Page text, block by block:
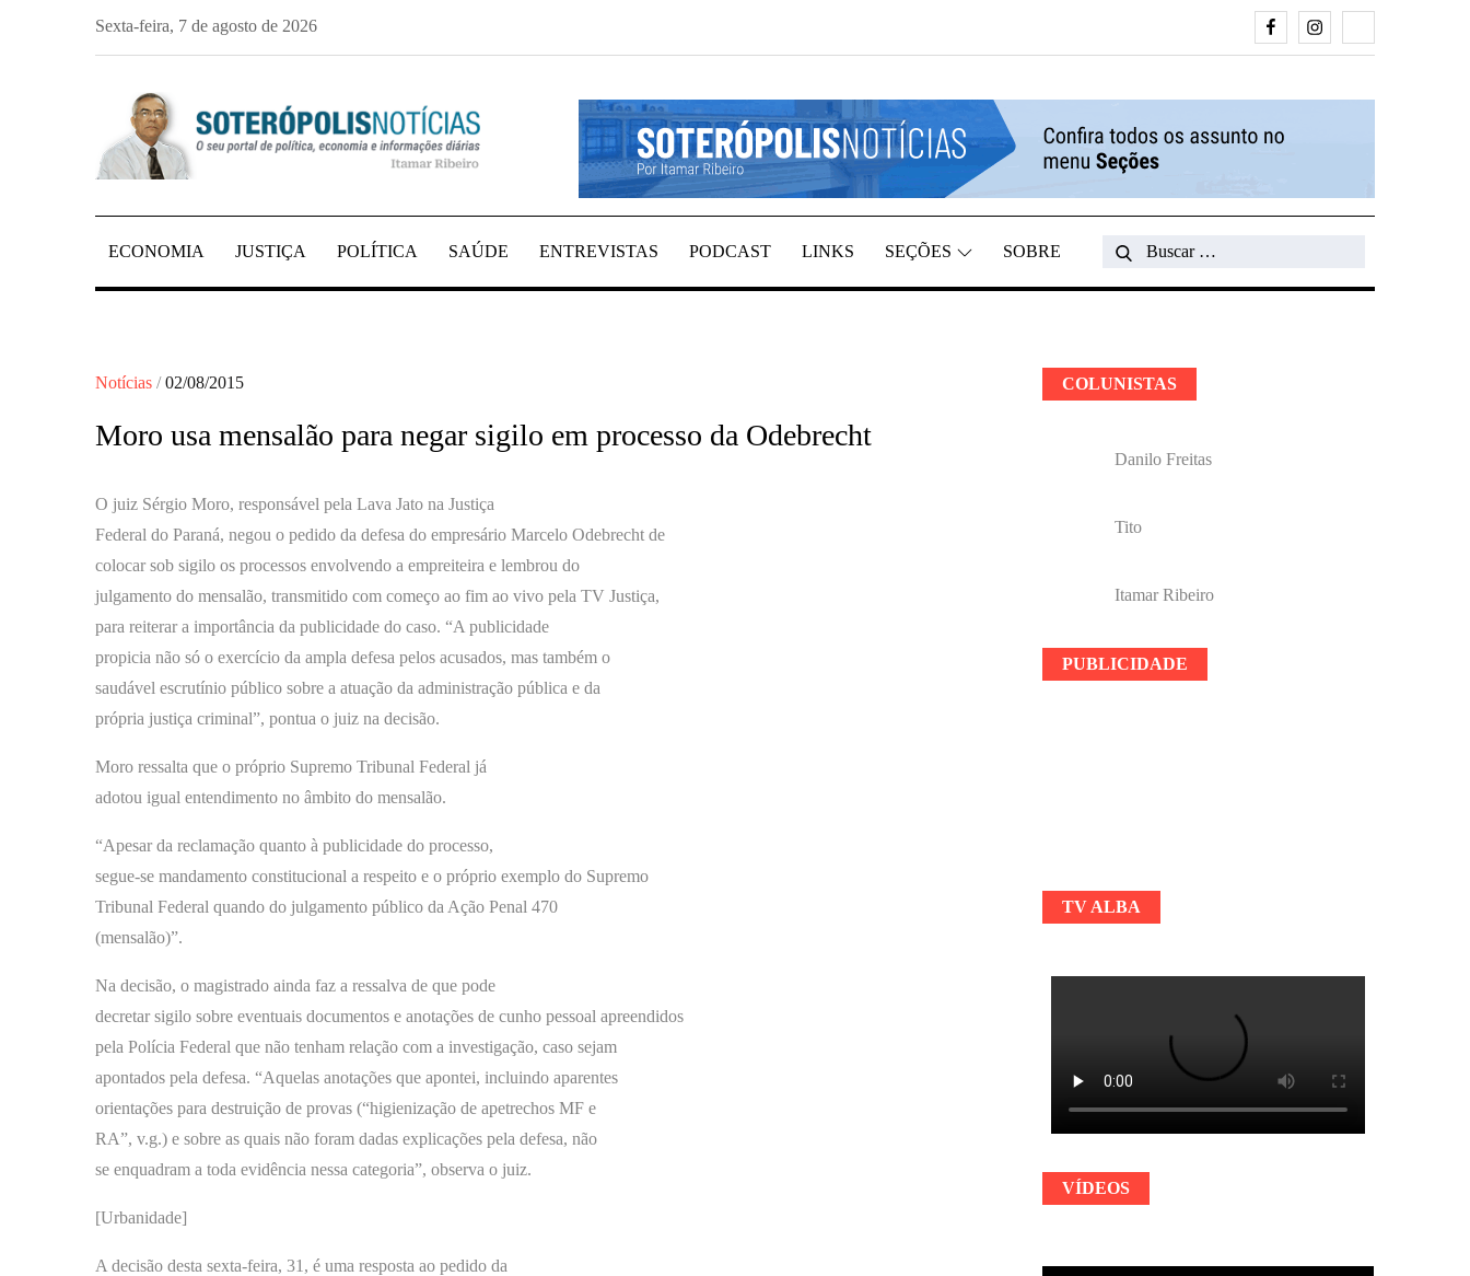
Sexta-feira, 7 de agosto de 2026 FacebookInstagram
SOTERÓPOLIS NOTÍCIAS
PORTAL DE NOTÍCIAS DE SALVADOR E REGIÃO, POR ITAMAR RIBEIRO
ECONOMIA JUSTIÇA POLÍTICA SAÚDE ENTREVISTAS PODCAST LINKS SEÇÕES SOBRE
Search
Search
Notícias Posted
02/08/2015
Moro usa mensalão para negar sigilo em processo da Odebrecht
O juiz Sérgio Moro, responsável pela Lava Jato na Justiça
Federal do Paraná, negou o pedido da defesa do empresário Marcelo Odebrecht de
colocar sob sigilo os processos envolvendo a empreiteira e lembrou do
julgamento do mensalão, transmitido com começo ao fim ao vivo pela TV Justiça,
para reiterar a importância da publicidade do caso. “A publicidade
propicia não só o exercício da ampla defesa pelos acusados, mas também o
saudável escrutínio público sobre a atuação da administração pública e da
própria justiça criminal”, pontua o juiz na decisão.
Moro ressalta que o próprio Supremo Tribunal Federal já
adotou igual entendimento no âmbito do mensalão.
“Apesar da reclamação quanto à publicidade do processo,
segue-se mandamento constitucional a respeito e o próprio exemplo do Supremo
Tribunal Federal quando do julgamento público da Ação Penal 470
(mensalão)”.
Na decisão, o magistrado ainda faz a ressalva de que pode
decretar sigilo sobre eventuais documentos e anotações de cunho pessoal apreendidos
pela Polícia Federal que não tenham relação com a investigação, caso sejam
apontados pela defesa. “Aquelas anotações que apontei, incluindo aparentes
orientações para destruição de provas (“higienização de apetrechos MF e
RA”, v.g.) e sobre as quais não foram dadas explicações pela defesa, não
se enquadram a toda evidência nessa categoria”, observa o juiz.
[Urbanidade]
A decisão desta sexta-feira, 31, é uma resposta ao pedido da
COLUNISTAS
Danilo Freitas
Tito
Itamar Ribeiro
PUBLICIDADE
TV ALBA
VÍDEOS